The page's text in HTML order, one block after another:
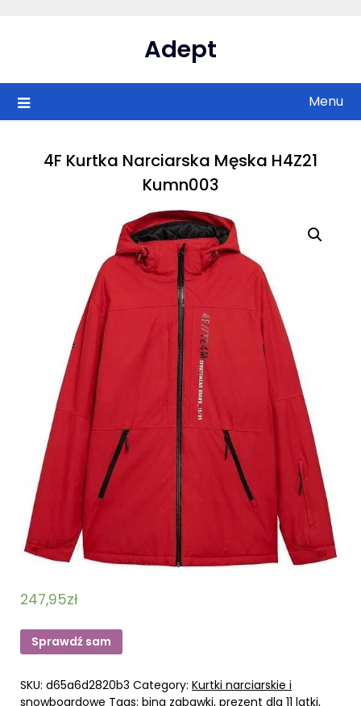
Adept
Menu
4F Kurtka Narciarska Męska H4Z21
Kumn003
247,95zł
Sprawdź sam
SKU: d65a6d2820b3 Category: Kurtki narciarskie i
snowboardowe Tags: bing zabawki, prezent dla 11 latki,